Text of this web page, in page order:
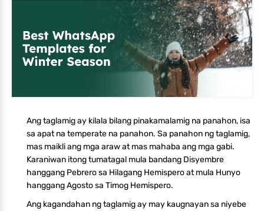
Ang taglamig ay kilala bilang pinakamalamig na panahon, isa
sa apat na temperate na panahon. Sa panahon ng taglamig,
mas maikli ang mga araw at mas mahaba ang mga gabi.
Karaniwan itong tumatagal mula bandang Disyembre
hanggang Pebrero sa Hilagang Hemispero at mula Hunyo
hanggang Agosto sa Timog Hemispero.
Ang kagandahan ng taglamig ay may kaugnayan sa niyebe